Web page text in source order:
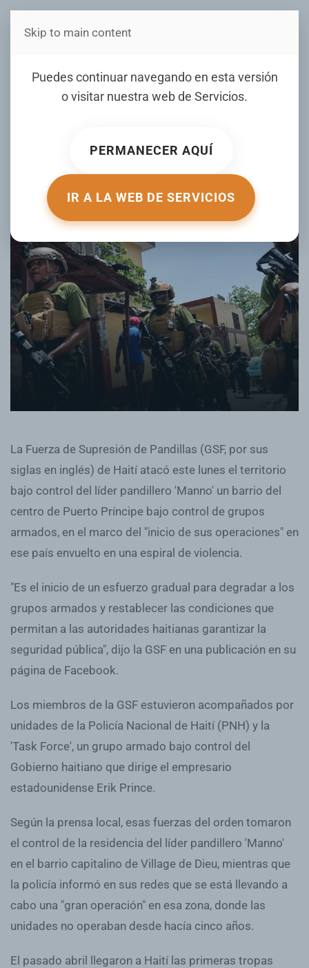
Estás en Telenord Medios
Puedes continuar navegando en esta versión
o visitar nuestra web de Servicios.
PERMANECER AQUÍ
IR A LA WEB DE SERVICIOS
Skip to main content
La Fuerza de Supresión de
Pandillas en Haití ataca el
pandillero
ESCRITO POR DIARIOLIBRE.COM EL 02 JUNIO 2026.
PUBLICADO EN
INTERNACIONALES.
La Fuerza de Supresión de Pandillas (GSF, por sus
siglas en inglés) de Haití atacó este lunes el territorio
bajo control del líder pandillero 'Manno' un barrio del
centro de Puerto Príncipe bajo control de grupos
armados, en el marco del "inicio de sus operaciones" en
ese país envuelto en una espiral de violencia.
"Es el inicio de un esfuerzo gradual para degradar a los
grupos armados y restablecer las condiciones que
permitan a las autoridades haitianas garantizar la
seguridad pública", dijo la GSF en una publicación en su
página de Facebook.
Los miembros de la GSF estuvieron acompañados por
unidades de la Policía Nacional de Haití (PNH) y la
'Task Force', un grupo armado bajo control del
Gobierno haitiano que dirige el empresario
estadounidense Erik Prince.
Según la prensa local, esas fuerzas del orden tomaron
el control de la residencia del líder pandillero 'Manno'
en el barrio capitalino de Village de Dieu, mientras que
la policía informó en sus redes que se está llevando a
cabo una "gran operación" en esa zona, donde las
unidades no operaban desde hacía cinco años.
El pasado abril llegaron a Haití las primeras tropas